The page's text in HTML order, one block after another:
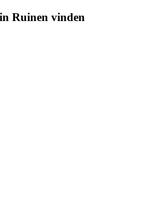
Ruinen vinden